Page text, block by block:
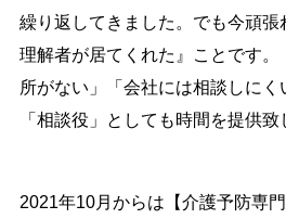
繰り返してきました。でも今頑張
理解者が居てくれた』ことです
所がない」「会社には相談しに
「相談役」としても時間を提供致
2021年10月からは【介護予防専